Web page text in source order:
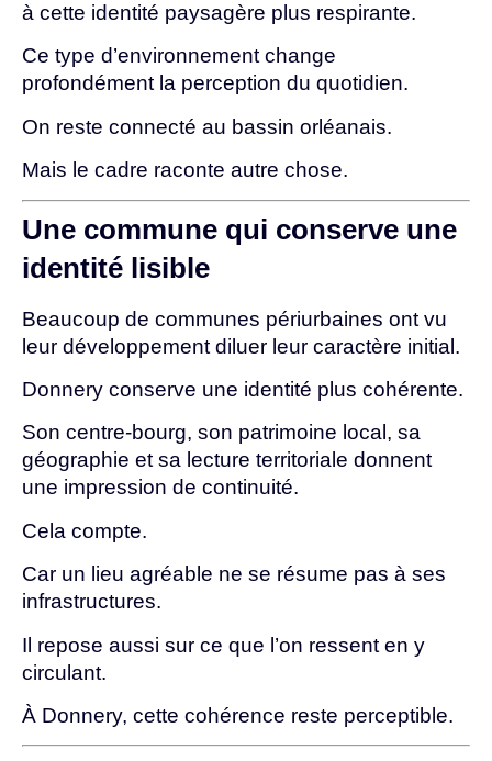
à cette identité paysagère plus respirante.
Ce type d’environnement change
profondément la perception du quotidien.
On reste connecté au bassin orléanais.
Mais le cadre raconte autre chose.
Une commune qui conserve une
identité lisible
Beaucoup de communes périurbaines ont vu
leur développement diluer leur caractère initial.
Donnery conserve une identité plus cohérente.
Son centre-bourg, son patrimoine local, sa
géographie et sa lecture territoriale donnent
une impression de continuité.
Cela compte.
Car un lieu agréable ne se résume pas à ses
infrastructures.
Il repose aussi sur ce que l’on ressent en y
circulant.
À Donnery, cette cohérence reste perceptible.